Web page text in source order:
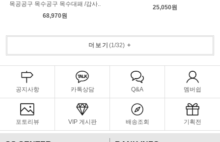
목공공구 목수공구 목수대패 /감사..
68,970원
25,050원
더보기 (1/32) +
공지사항 카톡상담 Q&A 멤버쉽
포토리뷰 VIP 게시판 배송조회 기획전